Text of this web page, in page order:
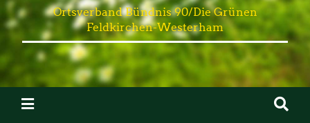
Ortsverband Bündnis 90/Die Grünen
Feldkirchen-Westerham